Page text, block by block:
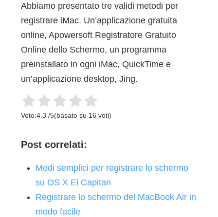
Abbiamo presentato tre validi metodi per
registrare iMac. Un’applicazione gratuita
online, Apowersoft Registratore Gratuito
Online dello Schermo, un programma
preinstallato in ogni iMac, QuickTime e
un’applicazione desktop, Jing.
Voto:4.3 /5(basato su 16 voti)
Post correlati:
Modi semplici per registrare lo schermo
su OS X El Capitan
Registrare lo schermo del MacBook Air in
modo facile